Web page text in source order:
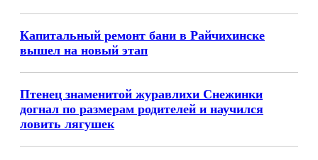
Капитальный ремонт бани в Райчихинске
вышел на новый этап
Птенец знаменитой журавлихи Снежинки
догнал по размерам родителей и научился
ловить лягушек